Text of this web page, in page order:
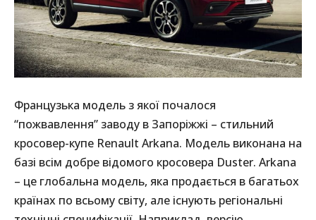
Французька модель з якої почалося
“пожвавлення” заводу в Запоріжжі – стильний
кросовер-купе Renault Arkana. Модель виконана на
базі всім добре відомого кросовера Duster. Arkana
– це глобальна модель, яка продається в багатьох
країнах по всьому світу, але існують регіональні